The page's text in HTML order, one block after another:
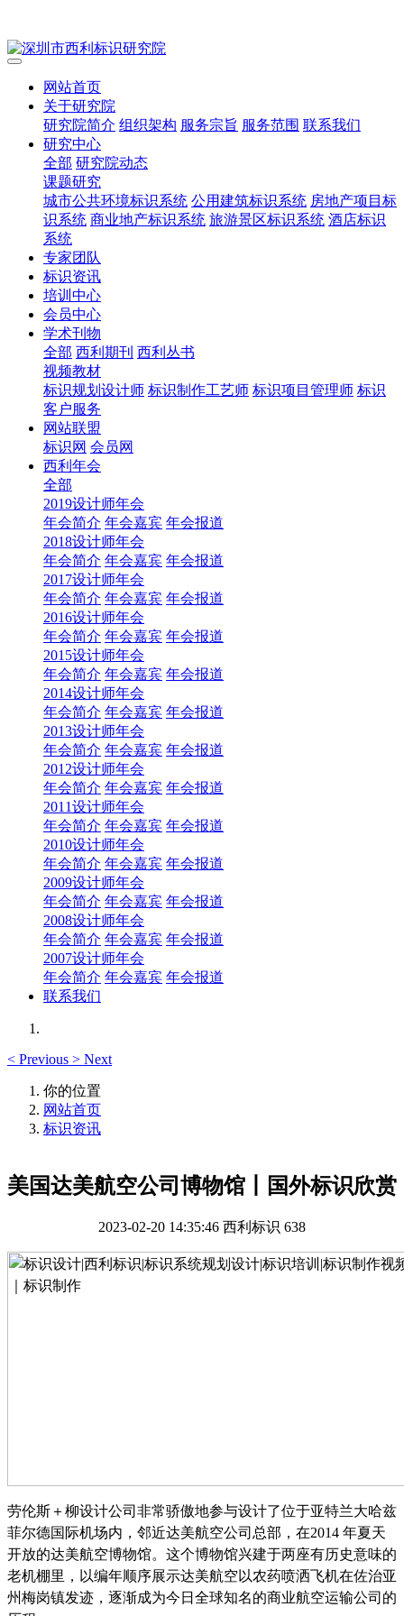
网站首页
关于研究院
研究院简介 组织架构 服务宗旨 服务范围 联系我们
研究中心
全部 研究院动态
课题研究
城市公共环境标识系统 公用建筑标识系统 房地产项目标
识系统 商业地产标识系统 旅游景区标识系统 酒店标识
系统
专家团队
标识资讯
培训中心
会员中心
学术刊物
全部 西利期刊 西利丛书
视频教材
标识规划设计师 标识制作工艺师 标识项目管理师 标识
客户服务
网站联盟
标识网 会员网
西利年会
全部
2019设计师年会
年会简介 年会嘉宾 年会报道
2018设计师年会
年会简介 年会嘉宾 年会报道
2017设计师年会
年会简介 年会嘉宾 年会报道
2016设计师年会
年会简介 年会嘉宾 年会报道
2015设计师年会
年会简介 年会嘉宾 年会报道
2014设计师年会
年会简介 年会嘉宾 年会报道
2013设计师年会
年会简介 年会嘉宾 年会报道
2012设计师年会
年会简介 年会嘉宾 年会报道
2011设计师年会
年会简介 年会嘉宾 年会报道
2010设计师年会
年会简介 年会嘉宾 年会报道
2009设计师年会
年会简介 年会嘉宾 年会报道
2008设计师年会
年会简介 年会嘉宾 年会报道
2007设计师年会
年会简介 年会嘉宾 年会报道
联系我们
< Previous > Next
你的位置
网站首页
标识资讯
美国达美航空公司博物馆丨国外标识欣赏
2023-02-20 14:35:46 西利标识 638
劳伦斯＋柳设计公司非常骄傲地参与设计了位于亚特兰大哈兹
菲尔德国际机场内，邻近达美航空公司总部，在2014 年夏天
开放的达美航空博物馆。这个博物馆兴建于两座有历史意味的
老机棚里，以编年顺序展示达美航空以农药喷洒飞机在佐治亚
州梅岗镇发迹，逐渐成为今日全球知名的商业航空运输公司的